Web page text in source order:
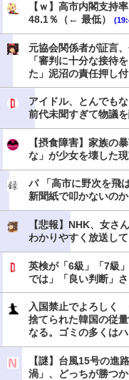
【ｗ】高市内閣支
48.1％（← 最低）
元協会関係者が証言
「審判に十分な接待
た」泥沼の責任押し
アイドル、とんでも
前代未聞すぎて物議
【摂食障害】家族の
な」が少女を壊した
パ 「高市に野次を飛
新聞紙で叩かないのか
【悲報】NHK、女さ
わかりやすく放送し
英検が「6級」「7級
では」「良い判断」
入国禁止でよろしく
捨てられた韓国の従
なる。ゴミの多くは
【謎】台風15号の進
渦」、どっちが勝つ